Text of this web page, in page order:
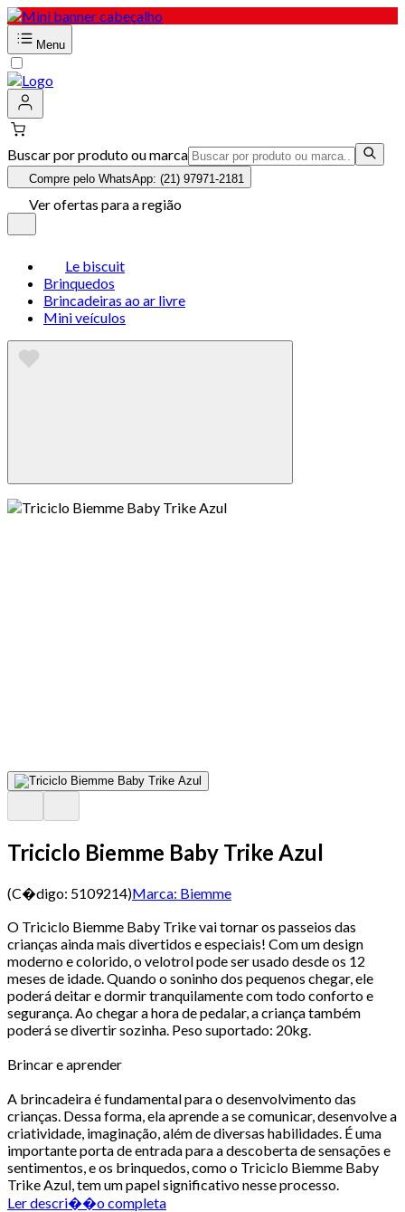
Menu
Buscar por produto ou marca
Compre pelo WhatsApp: (21) 97971-2181
Ver ofertas para a região
Le biscuit
Brinquedos
Brincadeiras ao ar livre
Mini veículos
Triciclo Biemme Baby Trike Azul
(C�digo: 5109214)Marca: Biemme
O Triciclo Biemme Baby Trike vai tornar os passeios das
crianças ainda mais divertidos e especiais! Com um design
moderno e colorido, o velotrol pode ser usado desde os 12
meses de idade. Quando o soninho dos pequenos chegar, ele
poderá deitar e dormir tranquilamente com todo conforto e
segurança. Ao chegar a hora de pedalar, a criança também
poderá se divertir sozinha. Peso suportado: 20kg.
Brincar e aprender
A brincadeira é fundamental para o desenvolvimento das
crianças. Dessa forma, ela aprende a se comunicar, desenvolve a
criatividade, imaginação, além de diversas habilidades. É uma
importante porta de entrada para a descoberta de sensações e
sentimentos, e os brinquedos, como o Triciclo Biemme Baby
Trike Azul, tem um papel significativo nesse processo.
Ler descri��o completa